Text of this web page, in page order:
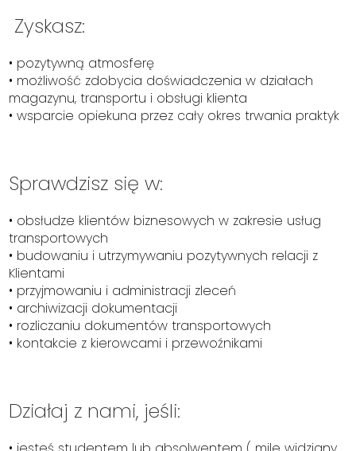
Zyskasz:
• pozytywną atmosferę
• możliwość zdobycia doświadczenia w działach
magazynu, transportu i obsługi klienta
• wsparcie opiekuna przez cały okres trwania praktyk
Sprawdzisz się w:
• obsłudze klientów biznesowych w zakresie usług
transportowych
• budowaniu i utrzymywaniu pozytywnych relacji z
Klientami
• przyjmowaniu i administracji zleceń
• archiwizacji dokumentacji
• rozliczaniu dokumentów transportowych
• kontakcie z kierowcami i przewoźnikami
Działaj z nami, jeśli: